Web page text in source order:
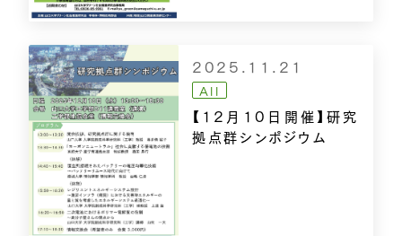
2025.11.21
All
【12月10日開催】研究
拠点群シンポジウム